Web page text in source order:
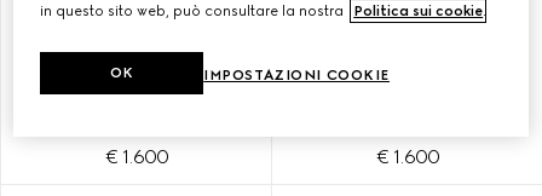
MISURA PICCOLA
€ 1.600
MISURA PICCOLA
€ 1.600
in questo sito web, può consultare la nostra
Politica sui cookie
IMPOSTAZIONI COOKIE
OK